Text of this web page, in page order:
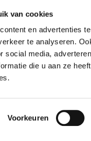
van cookies
en advertenties
te analyseren.
social media,
die u aan ze
Voorkeuren
hbo